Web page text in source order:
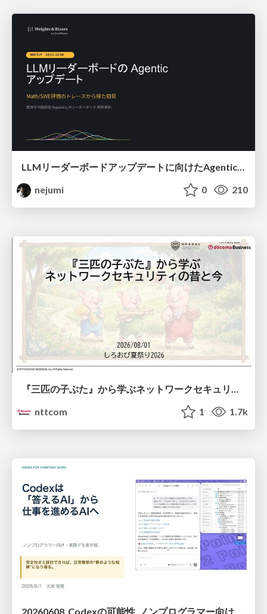
LLMリーダーボードアップデートに向けたAgentic Math_SWEのトレースについて
nejumi
0 210
『三匹の子ぶた』から学ぶネットワークセキュリティの昔と今 / Network Security: Then and Now Through the Lens of The Three Little Pigs
nttcom
1 1.7k